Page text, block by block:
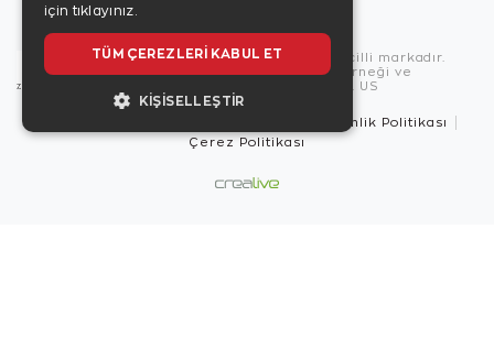
Copyright © 2026, Zen Diamond tescilli markadır.
Zen Diamond Birleşmiş Markalar Derneği ve
Turquality Destek Programı üyesidir. US
Güvenlik Politikası
Çerez Politikası
için tıklayınız.
TÜM ÇEREZLERI KABUL ET
KIŞISELLEŞTIR